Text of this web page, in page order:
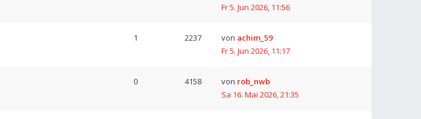
Fr 5. Jun 2026, 11:56
1 2237 von achim_59
Fr 5. Jun 2026, 11:17
0 4158 von rob_nwb
Sa 16. Mai 2026, 21:35